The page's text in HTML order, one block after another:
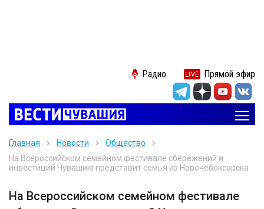
Радио Прямой эфир
Главная Новости
Общество
На Всероссийском семейном фестивале сбережений и
инвестиций Чувашию представит семья из Новочебоксарска
На Всероссийском семейном фестивале